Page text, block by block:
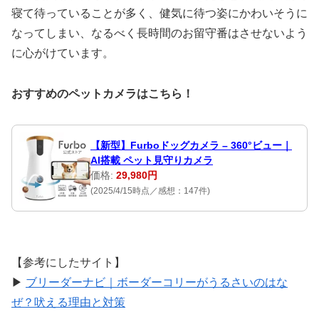
寝て待っていることが多く、健気に待つ姿にかわいそうに
なってしまい、なるべく長時間のお留守番はさせないよう
に心がけています。
おすすめのペットカメラはこちら！
【新型】Furboドッグカメラ – 360°ビュー｜
AI搭載 ペット見守りカメラ
価格: 29,980円
(2025/4/15時点／感想：147件)
【参考にしたサイト】
▶︎ ブリーダーナビ｜ボーダーコリーがうるさいのはな
ぜ？吠える理由と対策